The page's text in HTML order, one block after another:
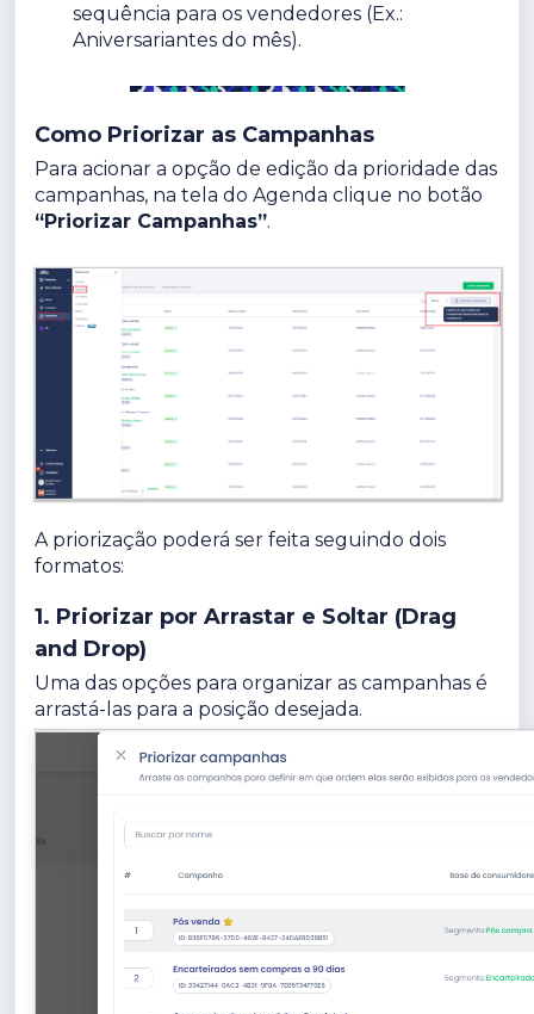
sequência para os vendedores (Ex.:
Aniversariantes do mês).
Como Priorizar as Campanhas
Para acionar a opção de edição da prioridade das
campanhas, na tela do Agenda clique no botão
“Priorizar Campanhas”.
A priorização poderá ser feita seguindo dois
formatos:
1. Priorizar por Arrastar e Soltar (Drag
and Drop)
Uma das opções para organizar as campanhas é
arrastá-las para a posição desejada.